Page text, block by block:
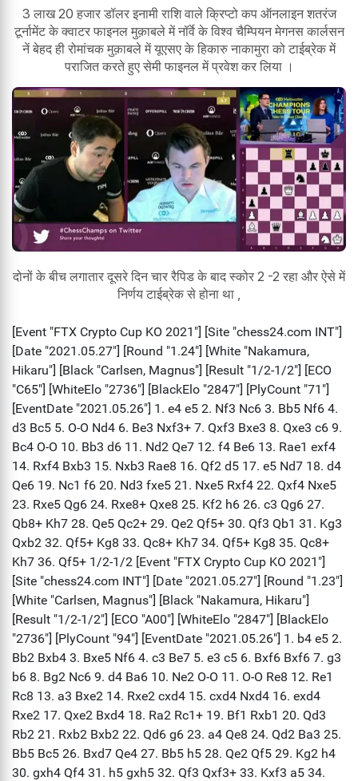
3 लाख 20 हजार डॉलर इनामी राशि वाले क्रिप्टो कप ऑनलाइन शतरंज
टूर्नामेंट के क्वाटर फाइनल मुक़ाबले में नॉर्वे के विश्व चैम्पियन मेगनस कार्लसन
नें बेहद ही रोमांचक मुक़ाबले में यूएसए के हिकारु नाकामुरा को टाईब्रेक में
पराजित करते हुए सेमी फाइनल में प्रवेश कर लिया ।
दोनों के बीच लगातार दूसरे दिन चार रैपिड के बाद स्कोर 2 -2 रहा और ऐसे में
निर्णय टाईब्रेक से होना था ,